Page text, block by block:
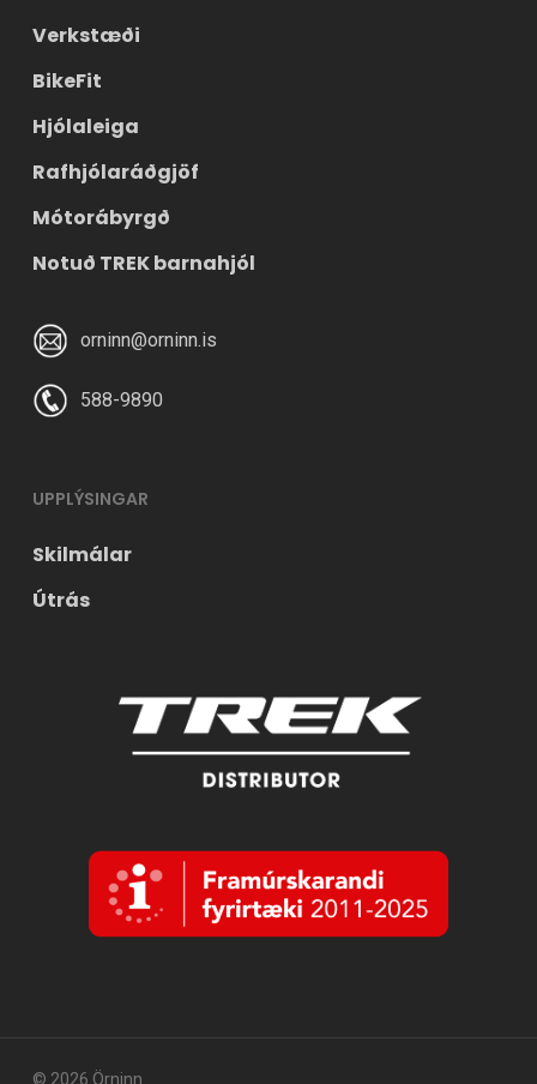
Verkstæði
BikeFit
Hjólaleiga
Rafhjólaráðgjöf
Mótorábyrgð
Notuð TREK barnahjól
orninn@orninn.is
588-9890
UPPLÝSINGAR
Skilmálar
Útrás
© 2026 Örninn.